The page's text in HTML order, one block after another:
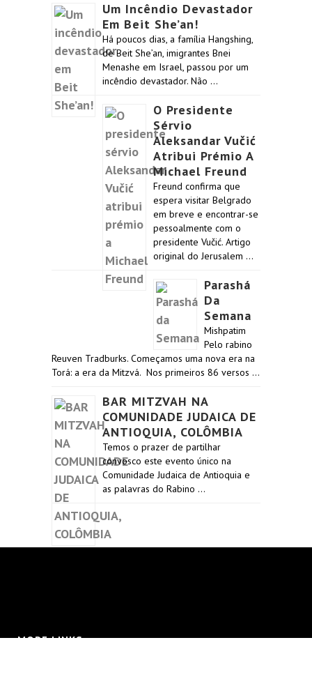
Um Incêndio Devastador
Em Beit She’an!
Há poucos dias, a família Hangshing,
de Beit She’an, imigrantes Bnei
Menashe em Israel, passou por um
incêndio devastador. Não …
O Presidente
Sérvio
Aleksandar Vučić
Atribui Prémio A
Michael Freund
Freund confirma que
espera visitar Belgrado
em breve e encontrar-se
pessoalmente com o
presidente Vučić. Artigo
original do Jerusalem …
Parashá
Da
Semana
Mishpatim
Pelo rabino
Reuven Tradburks. Começamos uma nova era na
Torá: a era da Mitzvá. Nos primeiros 86 versos …
BAR MITZVAH NA
COMUNIDADE JUDAICA DE
ANTIOQUIA, COLÔMBIA
Temos o prazer de partilhar
convosco este evento único na
Comunidade Judaica de Antioquia e
as palavras do Rabino …
MORE LINKS